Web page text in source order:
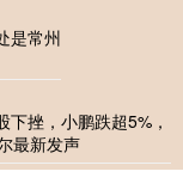
是常州
挫，小鹏跌超5%，
最新发声